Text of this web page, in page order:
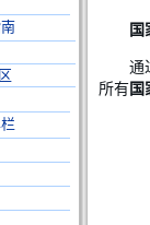
国
通
所有国